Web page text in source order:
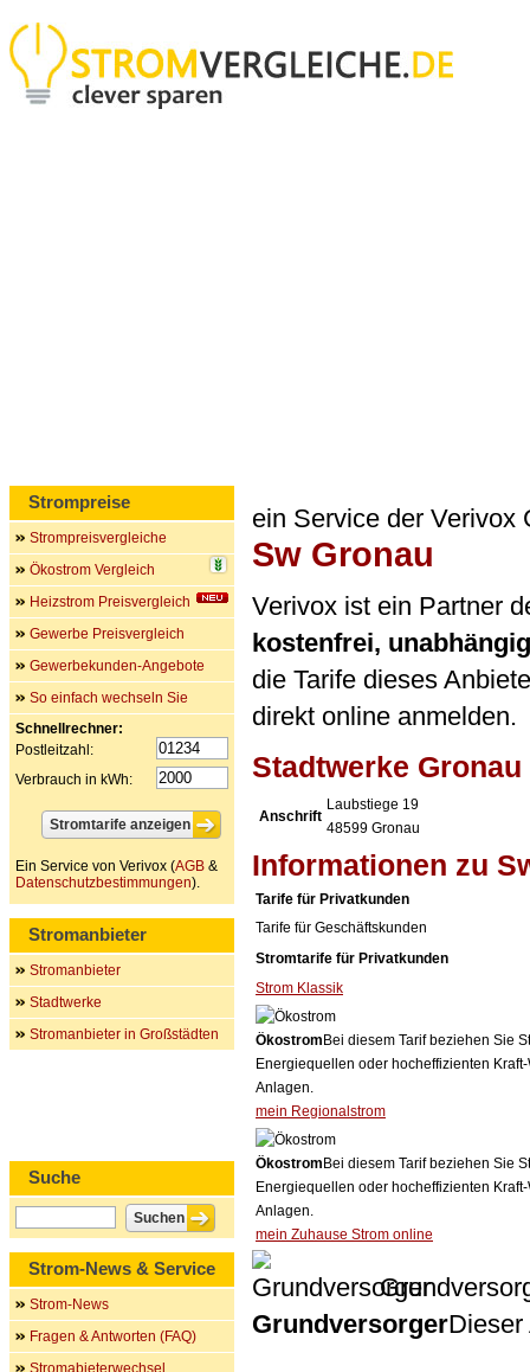
ein Service der Verivox
Sw Gronau
Verivox ist ein Partner
kostenfrei,
die Tarife dieses
direkt online anmelden.
Stadtwerke Gronau
Anschrift
Laubstiege 19
48599 Gronau
Informationen zu
Tarife für Privatkunden
Tarife für Geschäftskunden
Stromtarife für Privatkunden
Strom Klassik
Ökostrom Bei diesem Tarif beziehen Sie
Energiequellen oder hocheffizienten
Anlagen.
mein Regionalstrom
Ökostrom Bei diesem Tarif beziehen Sie
Energiequellen oder hocheffizienten
Anlagen.
mein Zuhause Strom online
GrundversorgerDieser
Strompreise
Strompreisvergleiche
Ökostrom Vergleich
Heizstrom Preisvergleich
Gewerbe Preisvergleich
Gewerbekunden-Angebote
So einfach wechseln Sie
Schnellrechner:
Postleitzahl:
Verbrauch in kWh:
Ein Service von Verivox (AGB &
Datenschutzbestimmungen).
Stromanbieter
Stromanbieter
Stadtwerke
Stromanbieter in Großstädten
Suche
Strom-News & Service
Strom-News
Fragen & Antworten (FAQ)
Stromabieterwechsel